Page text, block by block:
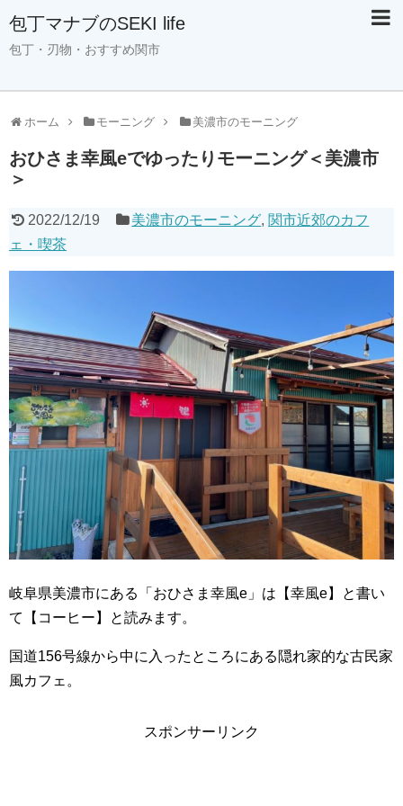
包丁マナブのSEKI life
包丁・刃物・おすすめ関市
ホーム モーニング 美濃市のモーニング
おひさま幸風eでゆったりモーニング＜美濃市
＞
2022/12/19 美濃市のモーニング, 関市近郊のカフ
ェ・喫茶
岐阜県美濃市にある「おひさま幸風e」は【幸風e】と書い
て【コーヒー】と読みます。
国道156号線から中に入ったところにある隠れ家的な古民家
風カフェ。
スポンサーリンク